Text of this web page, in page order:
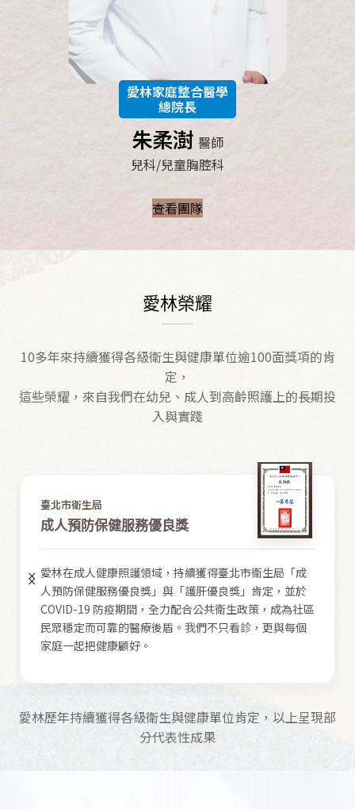
愛林家庭整合醫學
總院長
朱柔澍 醫師
兒科/兒童胸腔科
查看團隊
愛林榮耀
10多年來持續獲得各級衛生與健康單位逾100面獎項的肯
定，
這些榮耀，來自我們在幼兒、成人到高齡照護上的長期投
入與實踐
臺北市衛生局
成人預防保健服務優良獎
愛林在成人健康照護領域，持續獲得臺北市衛生局「成
人預防保健服務優良獎」與「護肝優良獎」肯定，並於
COVID-19 防疫期間，全力配合公共衛生政策，成為社區
民眾穩定而可靠的醫療後盾。我們不只看診，更與每個
家庭一起把健康顧好。
愛林歷年持續獲得各級衛生與健康單位肯定，以上呈現部
分代表性成果